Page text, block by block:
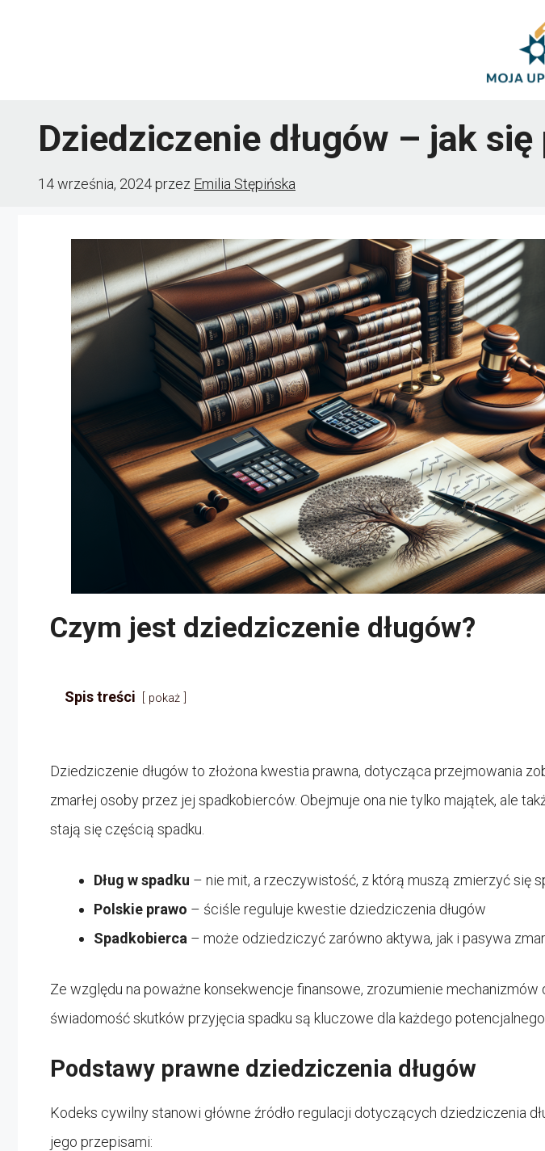
Dziedziczenie długów – jak
14 września, 2024przez Emilia Stępińska
Czym jest dziedziczenie długów?
Spis treści pokaż
Dziedziczenie długów to złożona kwestia prawna, dotycząca przejmowania
zmarłej osoby przez jej spadkobierców. Obejmuje ona nie tylko majątek, ale
stają się częścią spadku.
Dług w spadku – nie mit, a rzeczywistość, z którą muszą zmierzyć się
Polskie prawo – ściśle reguluje kwestie dziedziczenia długów
Spadkobierca – może odziedziczyć zarówno aktywa, jak i pasywa
Ze względu na poważne konsekwencje finansowe, zrozumienie mechanizmów
świadomość skutków przyjęcia spadku są kluczowe dla każdego
Podstawy prawne dziedziczenia długów
Kodeks cywilny stanowi główne źródło regulacji dotyczących dziedziczenia
jego przepisami: